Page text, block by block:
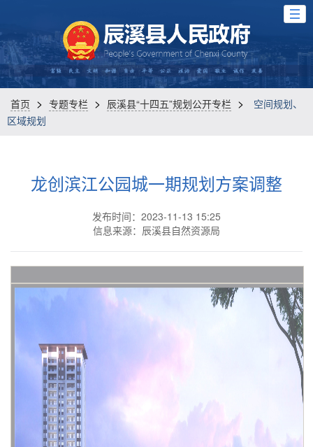
首页 > 专题专栏 > 辰溪县“十四五”规划公开专栏 >
空间规划、
区域规划
龙创滨江公园城一期规划方案调整
发布时间：2023-11-13 15:25
信息来源：辰溪县自然资源局